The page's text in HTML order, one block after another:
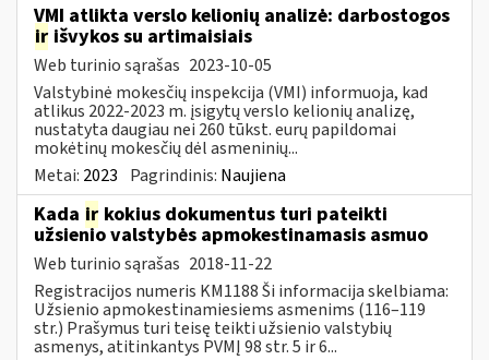
VMI atlikta verslo kelionių analizė: darbostogos
ir išvykos su artimaisiais
Web turinio sąrašas 2023-10-05
Valstybinė mokesčių inspekcija (VMI) informuoja, kad
atlikus 2022-2023 m. įsigytų verslo kelionių analizę,
nustatyta daugiau nei 260 tūkst. eurų papildomai
mokėtinų mokesčių dėl asmeninių...
Metai: 2023 Pagrindinis: Naujiena
Kada ir kokius dokumentus turi pateikti
užsienio valstybės apmokestinamasis asmuo
Web turinio sąrašas 2018-11-22
Registracijos numeris KM1188 Ši informacija skelbiama:
Užsienio apmokestinamiesiems asmenims (116–119
str.) Prašymus turi teisę teikti užsienio valstybių
asmenys, atitinkantys PVMĮ 98 str. 5 ir 6...